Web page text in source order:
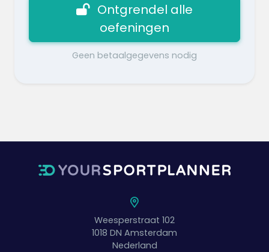
Ontgrendel alle
oefeningen
Geen betaalgegevens nodig
Weesperstraat 102
1018 DN Amsterdam
Nederland